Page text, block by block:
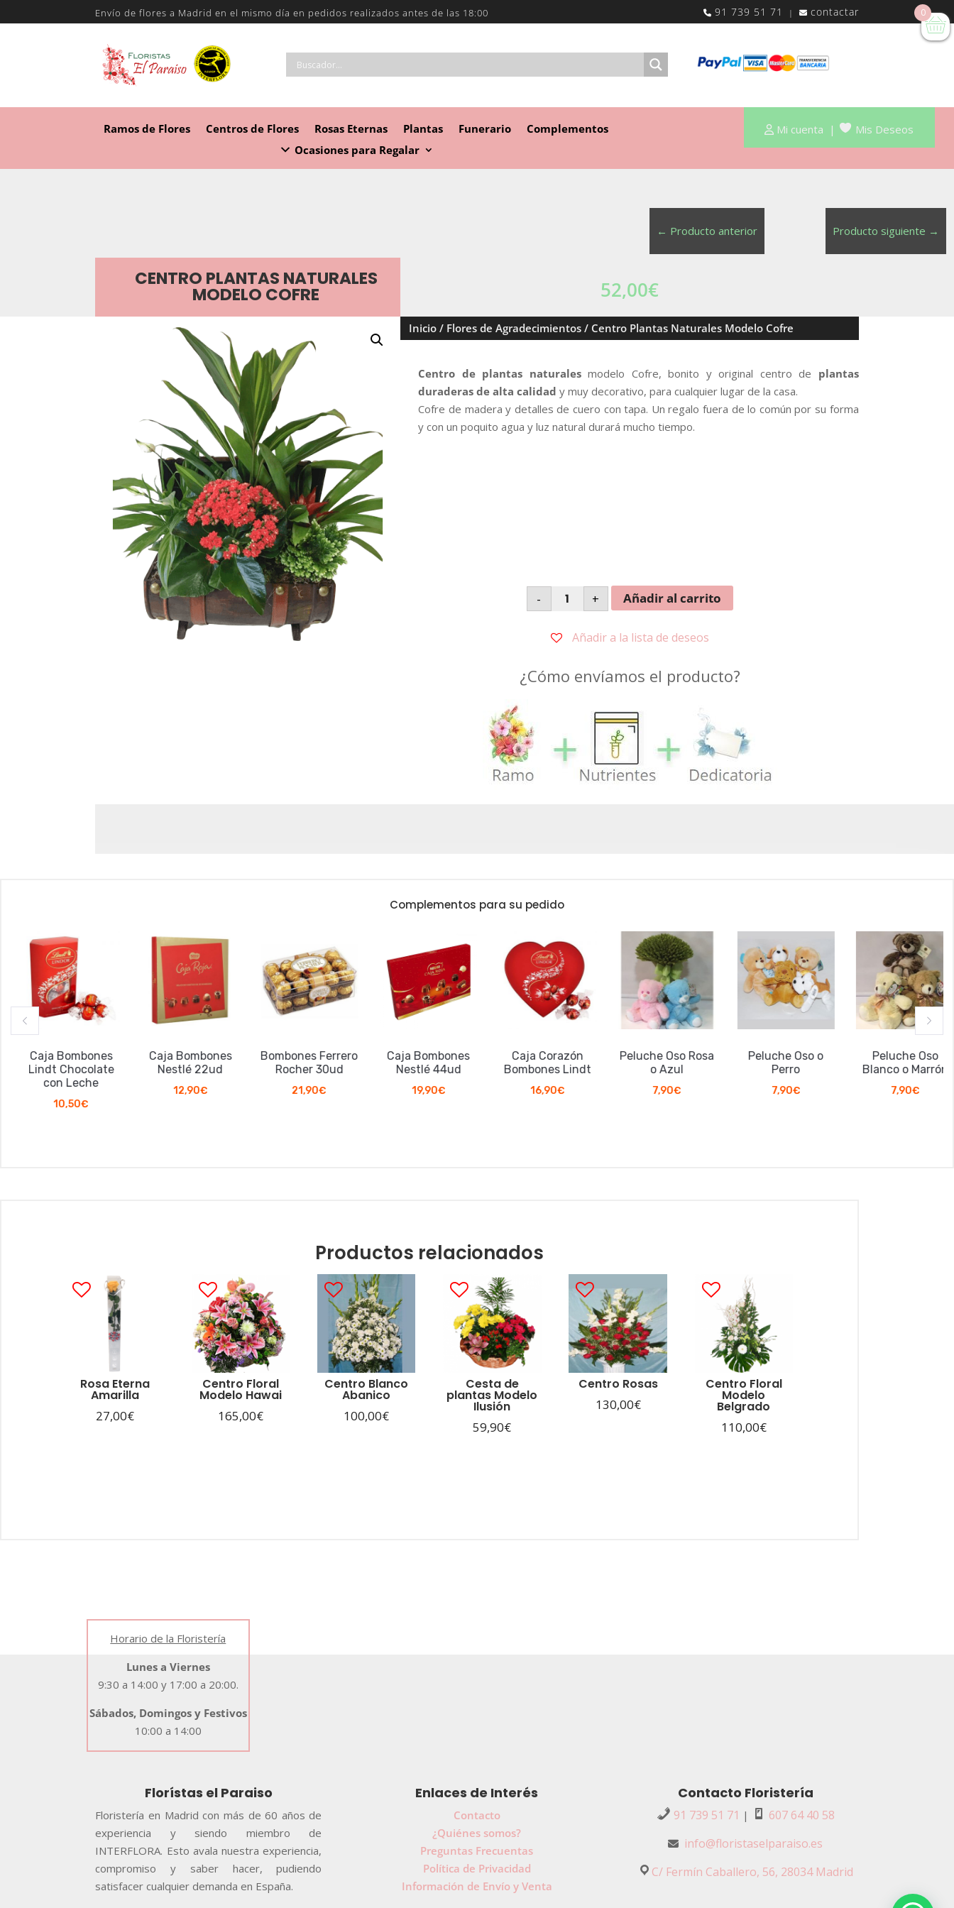
Envío de flores a Madrid en el mismo día en pedidos realizados antes de las 18:00 91 739 51 71 | contactar
Ramos de Flores Centros de Flores Rosas Eternas Plantas Funerario
Complementos
Ocasiones para Regalar
Mi cuenta | Mis Deseos
← Producto anterior Producto siguiente →
CENTRO PLANTAS NATURALES
MODELO COFRE 52,00€
Inicio / Flores de Agradecimientos / Centro Plantas Naturales Modelo Cofre
Centro de plantas naturalesmodelo Cofre, bonito y original centro de plantas
duraderas de alta calidad y muy decorativo, para cualquier lugar de la casa.
Cofre de madera y detalles de cuero con tapa. Un regalo fuera de lo común por su forma
y con un poquito agua y luz natural durará mucho tiempo.
-
Centro
Plantas
Naturales
Cofre
cantidad
+ Añadir al carrito
Añadir a la lista de deseos
¿Cómo envíamos el producto?
Complementos para su pedido
Caja Bombones
Lindt Chocolate
con Leche
10,50€
Caja Bombones
Nestlé 22ud
12,90€
Bombones Ferrero
Rocher 30ud
21,90€
Caja Bombones
Nestlé 44ud
19,90€
Caja Corazón
Bombones Lindt
16,90€
Peluche Oso Rosa
o Azul
7,90€
Peluche Oso o
Perro
7,90€
Peluche Oso
Blanco o Marrón
7,90€
Productos relacionados
Rosa Eterna
Amarilla
27,00€
Centro Floral
Modelo Hawai
165,00€
Centro Blanco
Abanico
100,00€
Cesta de
plantas Modelo
Ilusión
59,90€
Centro Rosas
130,00€
Centro Floral
Modelo
Belgrado
110,00€
Horario de la Floristería
Lunes a Viernes
9:30 a 14:00 y 17:00 a 20:00.
Sábados, Domingos y Festivos
10:00 a 14:00
Florístas el Paraiso
Floristería en Madrid con más de 60 años de
experiencia y siendo miembro de
INTERFLORA. Esto avala nuestra experiencia,
compromiso y saber hacer, pudiendo
satisfacer cualquier demanda en España.
Enlaces de Interés
Contacto
¿Quiénes somos?
Preguntas Frecuentas
Política de Privacidad
Información de Envío y Venta
Contacto Floristería
91 739 51 71 |
607 64 40 58
info@floristaselparaiso.es
C/ Fermín Caballero, 56, 28034 Madrid
0